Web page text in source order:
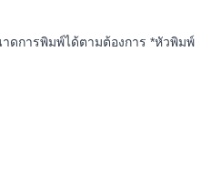
การพิมพ์ได้ตามต้องการ *หัวพิมพ์